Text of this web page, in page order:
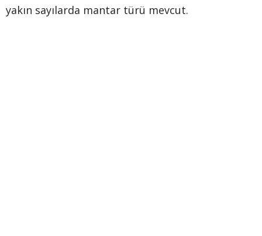
yakın sayılarda mantar türü mevcut.